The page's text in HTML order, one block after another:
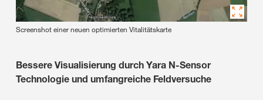
Screenshot einer neuen optimierten Vitalitätskarte
Bessere Visualisierung durch Yara N-Sensor
Technologie und umfangreiche Feldversuche